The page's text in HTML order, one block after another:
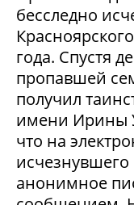
бесследно
года. Спустя
пропавшей
получил
имени Ирины
что на
анонимное